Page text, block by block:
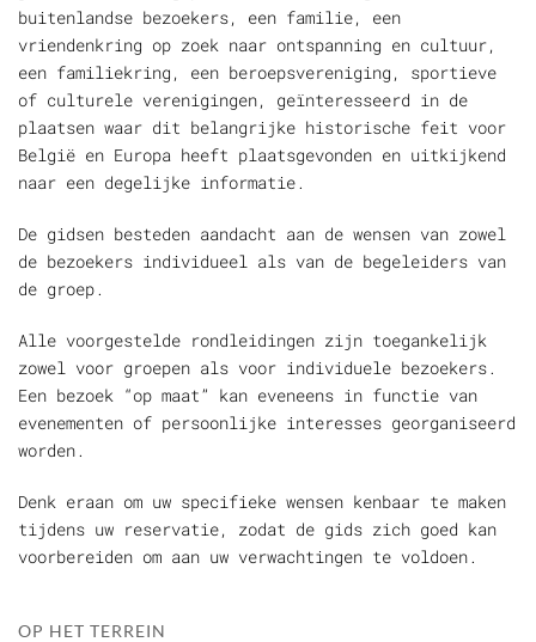
buitenlandse bezoekers, een familie, een
vriendenkring op zoek naar ontspanning en cultuur,
een familiekring, een beroepsvereniging, sportieve
of culturele verenigingen, geïnteresseerd in de
plaatsen waar dit belangrijke historische feit voor
België en Europa heeft plaatsgevonden en uitkijkend
naar een degelijke informatie.
De gidsen besteden aandacht aan de wensen van zowel
de bezoekers individueel als van de begeleiders van
de groep.
Alle voorgestelde rondleidingen zijn toegankelijk
zowel voor groepen als voor individuele bezoekers.
Een bezoek “op maat” kan eveneens in functie van
evenementen of persoonlijke interesses georganiseerd
worden.
Denk eraan om uw specifieke wensen kenbaar te maken
tijdens uw reservatie, zodat de gids zich goed kan
voorbereiden om aan uw verwachtingen te voldoen.
OP HET TERREIN